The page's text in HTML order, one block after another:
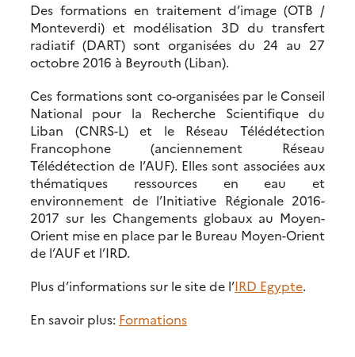
Des formations en traitement d’image (OTB /
Monteverdi) et modélisation 3D du transfert
radiatif (DART) sont organisées du 24 au 27
octobre 2016 à Beyrouth (Liban).
Ces formations sont co-organisées par le Conseil
National pour la Recherche Scientifique du
Liban (CNRS-L) et le Réseau Télédétection
Francophone (anciennement Réseau
Télédétection de l’AUF). Elles sont associées aux
thématiques ressources en eau et
environnement de l’Initiative Régionale 2016-
2017 sur les Changements globaux au Moyen-
Orient mise en place par le Bureau Moyen-Orient
de l’AUF et l’IRD.
Plus d’informations sur le site de l’IRD Egypte.
En savoir plus: Formations